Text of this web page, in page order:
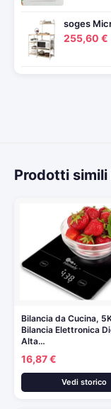
soges
255,60 €
Prodotti simili
Bilancia da Cucina,
Bilancia Elettronica
Alta…
16,87 €
Vedi storico